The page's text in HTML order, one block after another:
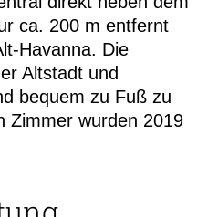
ca. 200 m entfernt
Havanna. Die
Altstadt und
bequem zu Fuß zu
Zimmer wurden 2019